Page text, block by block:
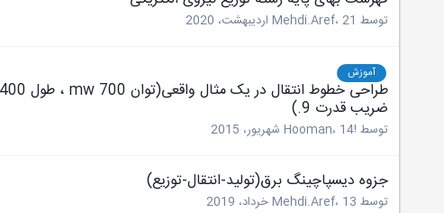
توسط Mehdi.Aref،21 اردیبهشت، 2020
آموزش
ضریب قدرت 9.)
توسط !Hooman ، 14 شهریور، 2015
جزوه دیسپاچینگ برق(تولید-انتقال-توزیع)
توسط Mehdi.Aref، 13 خرداد، 2019